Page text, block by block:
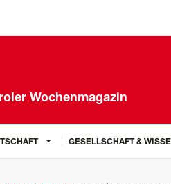
Wochenmagazin
GESELLSCHAFT &